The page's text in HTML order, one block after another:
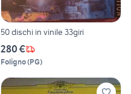
50 dischi in vinile 33giri
280 €
Foligno(PG)